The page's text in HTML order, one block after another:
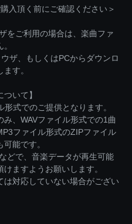
入頂く前にご確認ください＞
をご利用の場合は、楽曲ファ
ザ、もしくはPCからダウンロ
す。
いて】
形式でのご提供となります。
、WAVファイル形式での1曲
ファイル形式のZIPファイル
能です。
どで、音楽データが再生可能
ますようお願いします。
対応していない場合がござい